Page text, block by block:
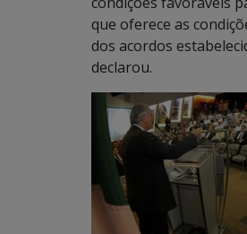
que oferece as
dos acordos
declarou.